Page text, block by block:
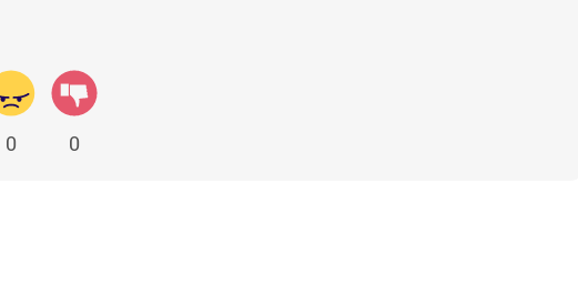
0 0